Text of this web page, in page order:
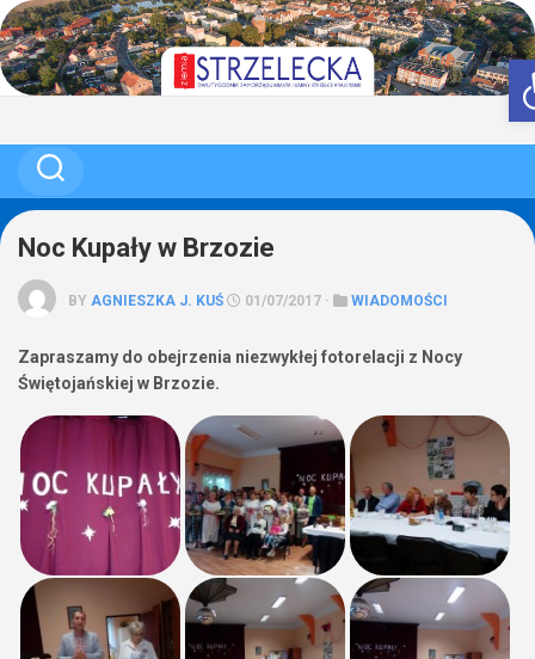
Skip
to
content
Noc Kupały w Brzozie
BY AGNIESZKA J. KUŚ 01/07/2017 · WIADOMOŚCI
Zapraszamy do obejrzenia niezwykłej fotorelacji z Nocy
Świętojańskiej w Brzozie.